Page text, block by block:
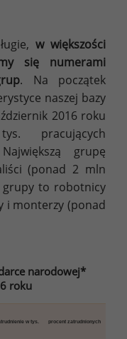
w większości
się numerami
. Na początek
naszej bazy
2016 roku
pracujących
grupę
(ponad 2 mln
grupy to robotnicy
i monterzy (ponad
narodowej*
roku
w tys. procent zatrudnionych